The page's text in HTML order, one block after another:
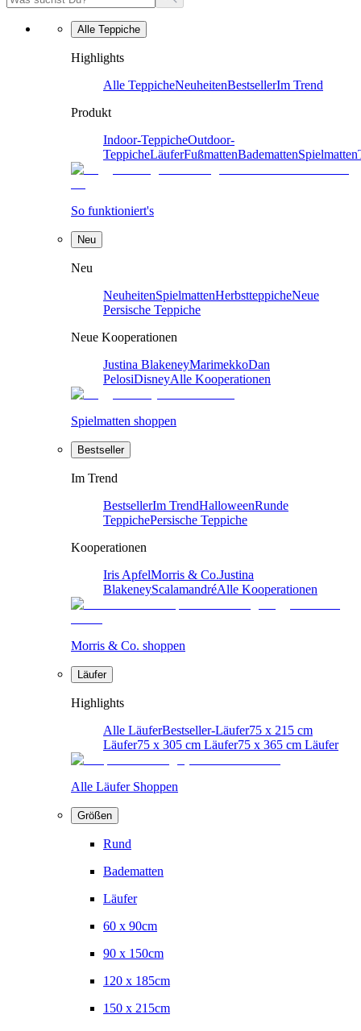
Alle Teppiche
Highlights
Alle TeppicheNeuheitenBestsellerIm Trend
Produkt
Indoor-TeppicheOutdoor-
TeppicheLäuferFußmattenBademattenSpielmatten
So funktioniert's
Neu
Neu
NeuheitenSpielmattenHerbstteppicheNeue
Persische Teppiche
Neue Kooperationen
Justina BlakeneyMarimekkoDan
PelosiDisneyAlle Kooperationen
Spielmatten shoppen
Bestseller
Im Trend
BestsellerIm TrendHalloweenRunde
TeppichePersische Teppiche
Kooperationen
Iris ApfelMorris & Co.Justina
BlakeneyScalamandréAlle Kooperationen
Morris & Co. shoppen
Läufer
Highlights
Alle LäuferBestseller-Läufer75 x 215 cm
Läufer75 x 305 cm Läufer75 x 365 cm Läufer
Alle Läufer Shoppen
Größen
Rund
Badematten
Läufer
60 x 90cm
90 x 150cm
120 x 185cm
150 x 215cm